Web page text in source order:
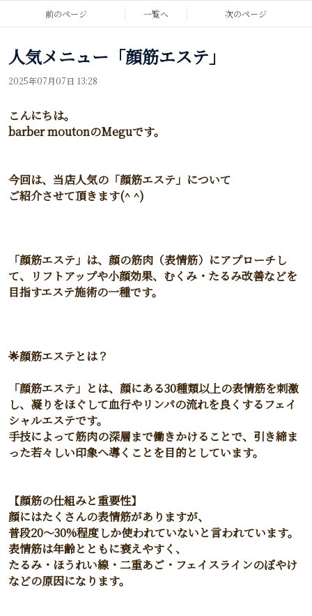
前のページ 一覧へ 次のページ
人気メニュー「顔筋エステ」
2025年07月07日 13:28
こんにちは。
barber moutonのMeguです。
今回は、当店人気の「顔筋エステ」について
ご紹介させて頂きます(^ ^)
「顔筋エステ」は、顔の筋肉（表情筋）にアプローチし
て、リフトアップや小顔効果、むくみ・たるみ改善などを
目指すエステ施術の一種です。
🌟顔筋エステとは？
「顔筋エステ」とは、顔にある30種類以上の表情筋を刺激
し、凝りをほぐして血行やリンパの流れを良くするフェイ
シャルエステです。
手技によって筋肉の深層まで働きかけることで、引き締ま
った若々しい印象へ導くことを目的としています。
【顔筋の仕組みと重要性】
顔にはたくさんの表情筋がありますが、
普段20〜30%程度しか使われていないと言われています。
表情筋は年齢とともに衰えやすく、
たるみ・ほうれい線・二重あご・フェイスラインのぼやけ
などの原因になります。